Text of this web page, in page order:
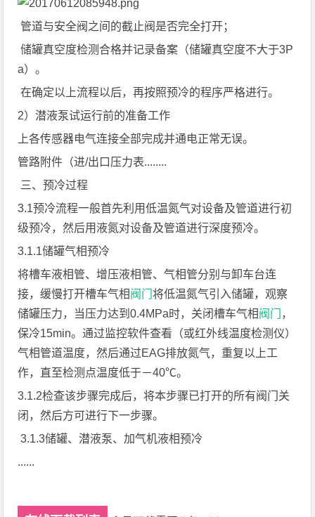
管道与安全阀之间的截止阀是否完全打开；
储罐真空度检测合格并记录备案（储罐真空度不大于3P
a）。
在确定以上流程以后，再按照预冷的程序严格进行。
2）潜液泵试运行前的准备工作
上各传感器电气连接全部完成并通电正常无误。
管路附件（进/出口压力表........
三、预冷过程
3.1预冷流程一般首先利用低温氮气对设备及管道进行初
级预冷，然后用液氮对设备及管道进行深度预冷。
3.1.1储罐气相预冷
将槽车液相管、增压液相管、气相管分别与卸车台连
接，缓慢打开槽车气相阀门将低温氮气引入储罐，观察
储罐压力，当压力达到0.4MPa时，关闭槽车气相阀门 ，
保冷15min。通过监控软件查看（或红外线温度检测仪）
气相管道温度，然后通过EAG排放氮气，重复以上工
作，直至检测点温度低于－40℃。
3.1.2检查该步骤完成后，将本步骤已打开的所有阀门关
闭，然后方可进行下一步骤。
3.1.3储罐、潜液泵、加气机液相预冷
......